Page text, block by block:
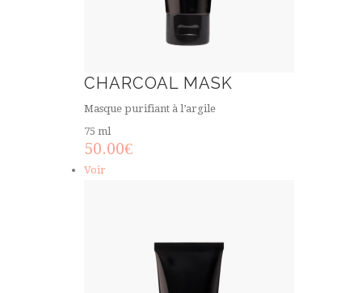
CHARCOAL MASK
Masque purifiant à l’argile
75 ml
50.00€
Voir